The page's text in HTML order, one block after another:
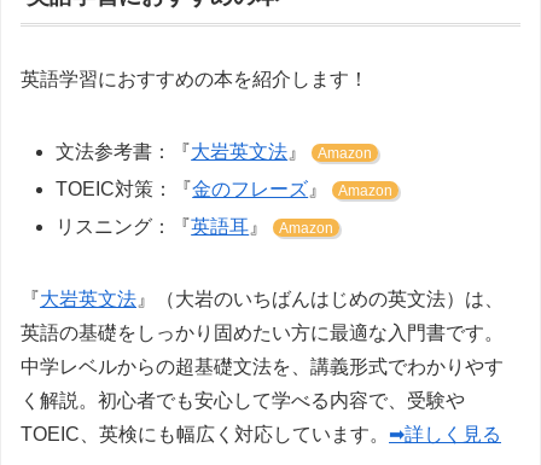
英語学習におすすめの本を紹介します！
文法参考書：『大岩英文法 』 Amazon
TOEIC対策：『金のフレーズ 』 Amazon
リスニング：『英語耳 』 Amazon
『大岩英文法 』（大岩のいちばんはじめの英文法）は、
英語の基礎をしっかり固めたい方に最適な入門書です。
中学レベルからの超基礎文法を、講義形式でわかりやす
く解説。初心者でも安心して学べる内容で、受験や
TOEIC、英検にも幅広く対応しています。 ➡詳しく見る